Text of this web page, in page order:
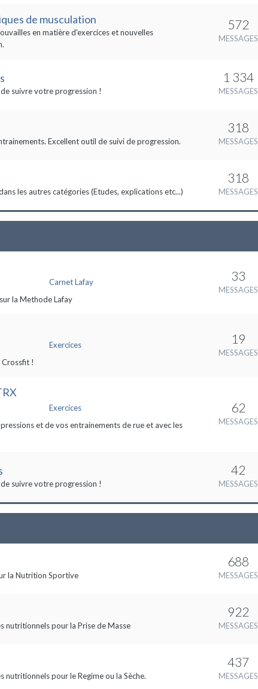
de musculation
en matière d'exercices et nouvelles
572
MESSAGES
suivre votre progression !
1 334
MESSAGES
Excellent outil de suivi de progression.
318
MESSAGES
les autres catégories (Etudes, explications etc...)
318
MESSAGES
Carnet Lafay
la Methode Lafay
33
MESSAGES
Exercices
!
19
MESSAGES
Exercices
et de vos entrainements de rue et avec les
62
MESSAGES
suivre votre progression !
42
MESSAGES
la Nutrition Sportive
688
MESSAGES
nutritionnels pour la Prise de Masse
922
MESSAGES
nutritionnels pour le Regime ou la Sèche.
437
MESSAGES